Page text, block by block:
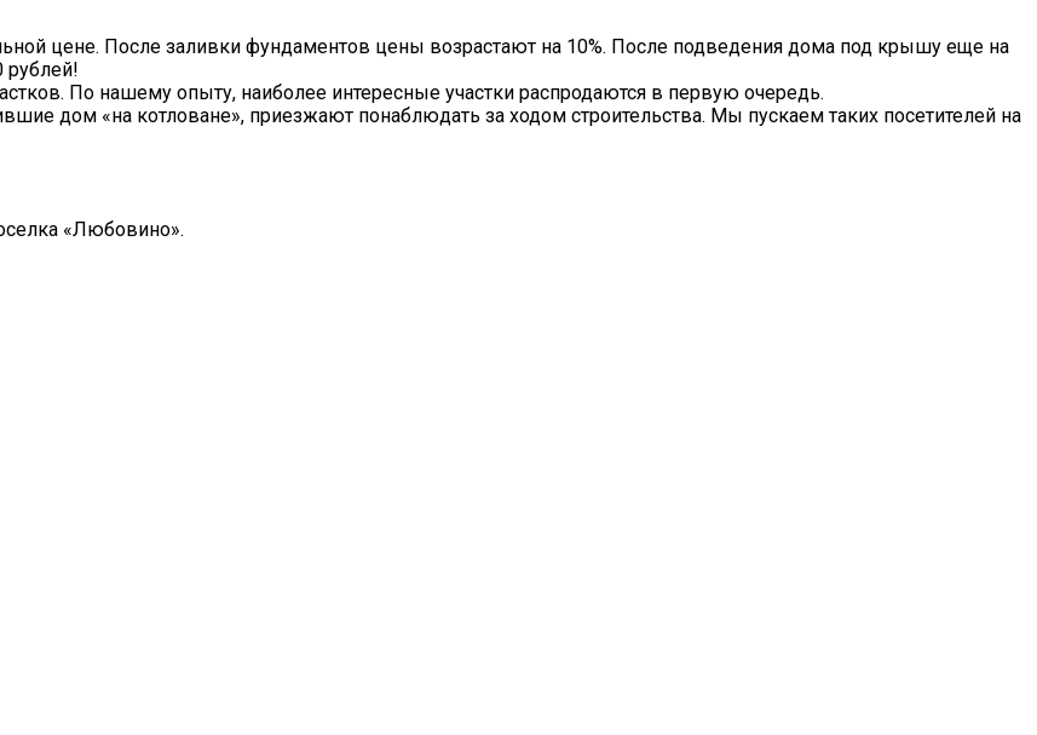
цене. После заливки фундаментов цены возрастают на 10%. После подведения дома под крышу еще на
рублей!
По нашему опыту, наиболее интересные участки распродаются в первую очередь.
дом «на котловане», приезжают понаблюдать за ходом строительства. Мы пускаем таких посетителей на
«Любовино».